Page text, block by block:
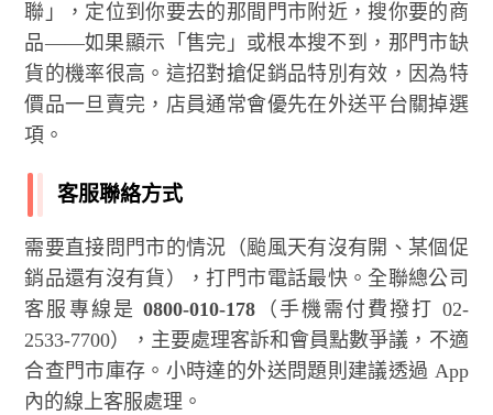
聯」，定位到你要去的那間門市附近，搜你要的商
品——如果顯示「售完」或根本搜不到，那門市缺
貨的機率很高。這招對搶促銷品特別有效，因為特
價品一旦賣完，店員通常會優先在外送平台關掉選
項。
客服聯絡方式
需要直接問門市的情況（颱風天有沒有開、某個促
銷品還有沒有貨），打門市電話最快。全聯總公司
客服專線是 0800-010-178（手機需付費撥打 02-
2533-7700），主要處理客訴和會員點數爭議，不適
合查門市庫存。小時達的外送問題則建議透過 App
內的線上客服處理。